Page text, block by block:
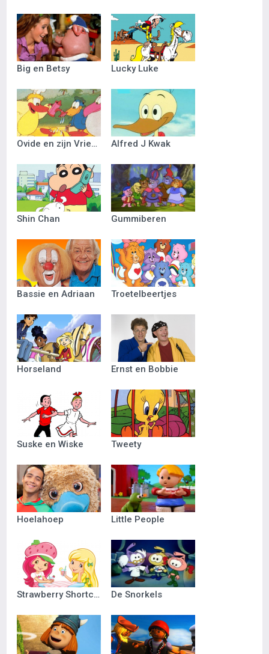
Big en Betsy Lucky Luke
Ovide en zijn Vriendjes Alfred J Kwak
Shin Chan Gummiberen
Bassie en Adriaan Troetelbeertjes
Horseland Ernst en Bobbie
Suske en Wiske Tweety
Hoelahoep Little People
Strawberry Shortcake De Snorkels